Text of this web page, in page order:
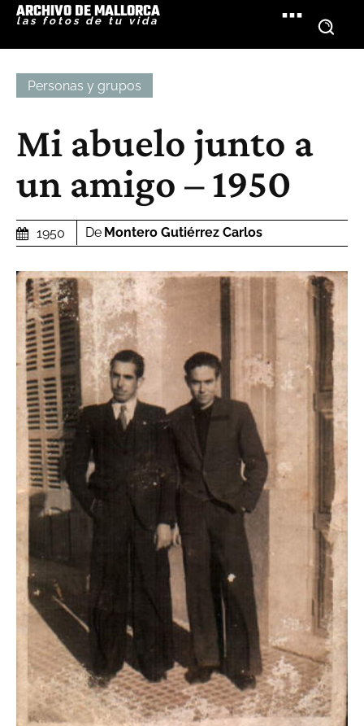
ARCHIVO DE MALLORCA
las fotos de tu vida
Personas y grupos
Mi abuelo junto a
un amigo – 1950
1950 De Montero Gutiérrez Carlos